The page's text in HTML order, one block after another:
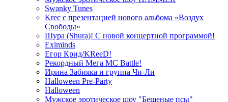
Swanky Tunes
Krec с презентацией нового альбома «Воздух
Свободы»
Шура (Shura)! С новой концертной программой!
Eximinds
Егор Крид/KReeD!
Рекордный Мега МС Battle!
Ирина Забияка и группа Чи-Ли
Halloween Pre-Party
Halloween
Мужское эротическое шоу "Бешеные псы"